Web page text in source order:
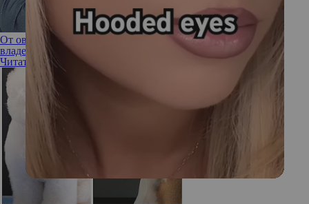
От овчарки до чихуахуа: что порода собаки говорит о ее
владельце
Читать полностью